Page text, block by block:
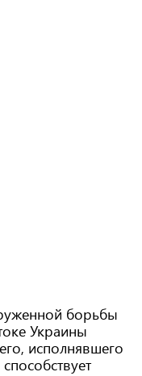
борьбы
Украины
исполнявшего